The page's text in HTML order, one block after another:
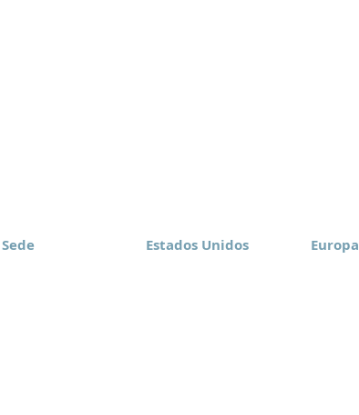
Sede Estados Unidos Europa